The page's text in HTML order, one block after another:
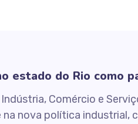
estado do Rio como
Comércio e
nova política industrial,